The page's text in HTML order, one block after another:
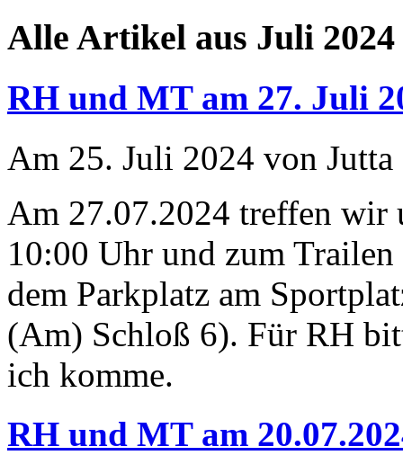
Alle Artikel aus Juli 2024
RH und MT am 27. Juli
Am 25. Juli 2024 von
Am 27.07.2024 treffen wir
10:00 Uhr und zum
dem Parkplatz am
(Am) Schloß 6). Für RH
ich komme.
RH und MT am